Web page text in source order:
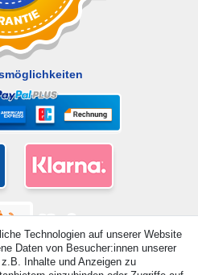
Technologien auf unserer Website
Daten von Besucher:innen unserer
Inhalte und Anzeigen zu